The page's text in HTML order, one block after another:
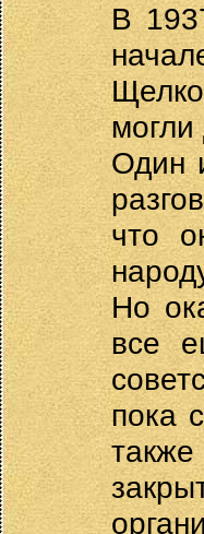
В
Один
что
Но
все
пока